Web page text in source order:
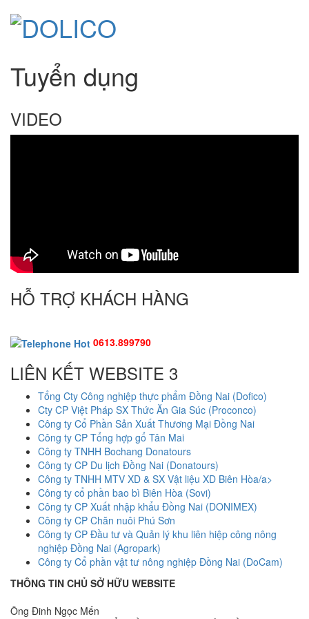
Tuyển dụng
VIDEO
HỖ TRỢ KHÁCH HÀNG
0613.899790
LIÊN KẾT WEBSITE 3
Tổng Cty Công nghiệp thực phẩm Đồng Nai (Dofico)
Cty CP Việt Pháp SX Thức Ăn Gia Súc (Proconco)
Công ty Cổ Phần Sản Xuất Thương Mại Đồng Nai
Công ty CP Tổng hợp gổ Tân Mai
Công ty TNHH Bochang Donatours
Công ty CP Du lịch Đồng Nai (Donatours)
Công ty TNHH MTV XD & SX Vật liệu XD Biên Hòa/a>
Công ty cổ phần bao bì Biên Hòa (Sovi)
Công ty CP Xuất nhập khẩu Đồng Nai (DONIMEX)
Công ty CP Chăn nuôi Phú Sơn
Công ty CP Đầu tư và Quản lý khu liên hiệp công nông
nghiệp Đồng Nai (Agropark)
Công ty Cổ phần vật tư nông nghiệp Đồng Nai (DoCam)
THÔNG TIN CHỦ SỞ HỮU WEBSITE
Ông Đinh Ngọc Mến